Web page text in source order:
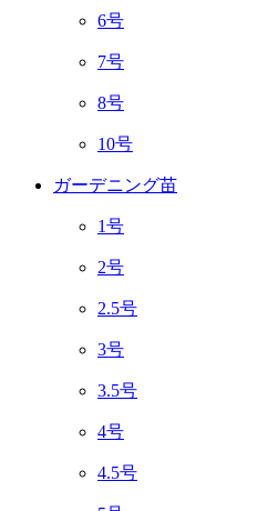
6号
7号
8号
10号
ガーデニング苗
1号
2号
2.5号
3号
3.5号
4号
4.5号